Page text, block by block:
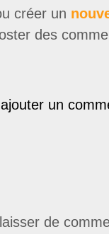
créer un
des
un
de